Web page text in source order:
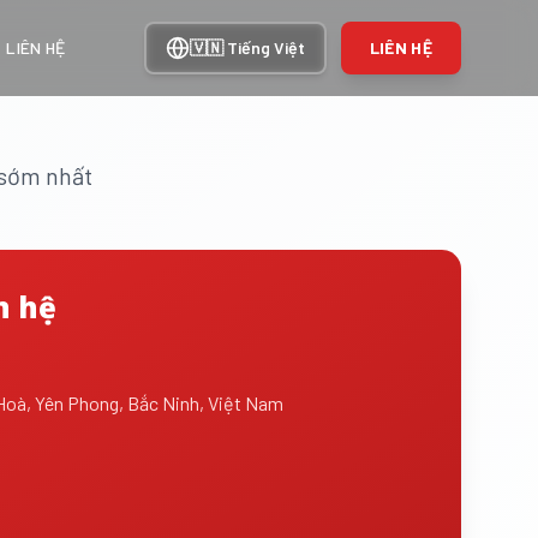
LIÊN HỆ 🇻🇳 Tiếng Việt LIÊN HỆ
nhất
hệ
Yên Phong, Bắc Ninh, Việt Nam